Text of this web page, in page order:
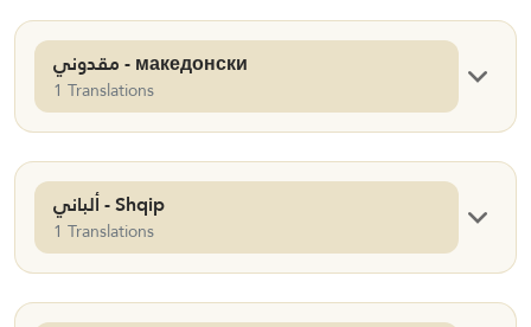
مقدوني - македонски
1 Translations
ألباني - Shqip
1 Translations